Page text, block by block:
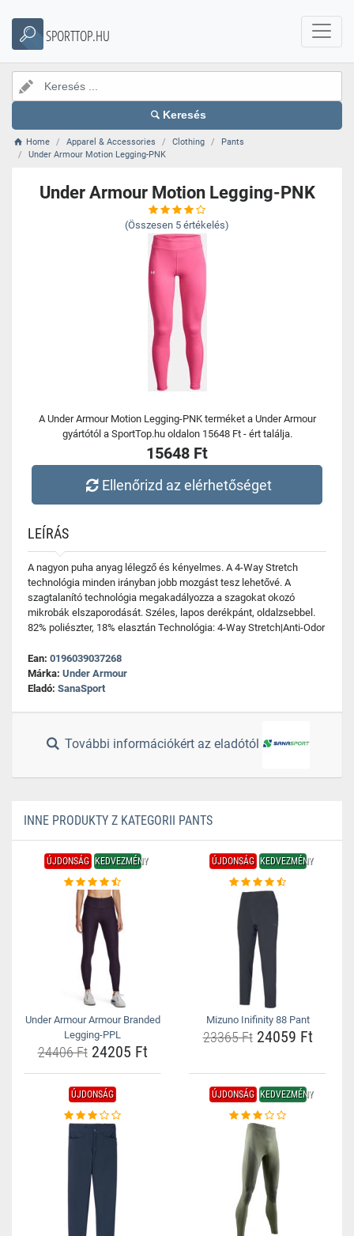
SPORTTOP.HU
Keresés
Home Apparel & Accessories Clothing
Pants
Under Armour Motion Legging-PNK
Under Armour Motion Legging-PNK
(Összesen 5 értékelés)
A Under Armour Motion Legging-PNK terméket a Under Armour
gyártótól a SportTop.hu oldalon 15648 Ft - ért találja.
15648 Ft
Ellenőrizd az elérhetőséget
LEÍRÁS
A nagyon puha anyag lélegző és kényelmes. A 4-Way Stretch
technológia minden irányban jobb mozgást tesz lehetővé. A
szagtalanító technológia megakadályozza a szagokat okozó
mikrobák elszaporodását. Széles, lapos derékpánt, oldalzsebbel.
82% poliészter, 18% elasztán Technológia: 4-Way Stretch|Anti-Odor
Ean: 0196039037268
Márka: Under Armour
Eladó: SanaSport
További információkért az eladótól
INNE PRODUKTY Z KATEGORII PANTS
ÚJDONSÁG KEDVEZMÉNY
Under Armour Armour Branded
Legging-PPL
24406 Ft24205 Ft
ÚJDONSÁG KEDVEZMÉNY
Mizuno Inifinity 88 Pant
23365 Ft24059 Ft
ÚJDONSÁG ÚJDONSÁG KEDVEZMÉNY